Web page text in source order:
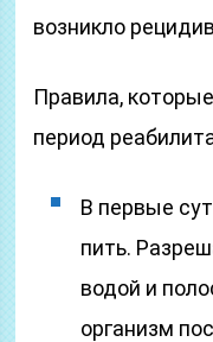
возникло
Правила,
период
В первые
пить.
водой и
организм